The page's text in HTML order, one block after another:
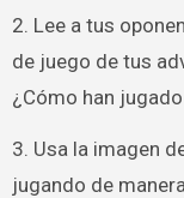
2. Lee a tus
de juego de tus
¿Cómo han
3. Usa la imagen
jugando de